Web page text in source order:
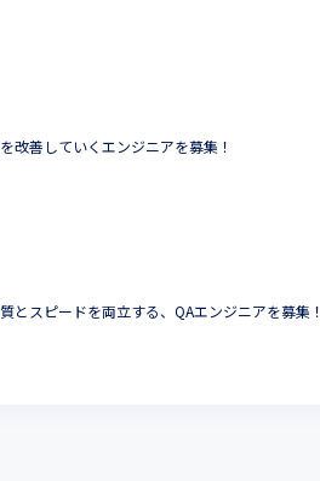
改善していくエンジニアを募集！
スピードを両立する、QAエンジニアを募集！